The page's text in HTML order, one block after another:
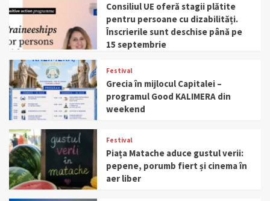
Consiliul UE oferă stagii plătite
pentru persoane cu dizabilități.
Înscrierile sunt deschise până pe
15 septembrie
Festival
Grecia în mijlocul Capitalei –
programul Good KALIMERA din
weekend
Festival
Piața Matache aduce gustul verii:
pepene, porumb fiert și cinema în
aer liber